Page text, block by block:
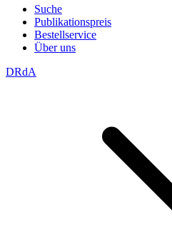
Suche
Publikationspreis
Bestellservice
Über uns
DRdA